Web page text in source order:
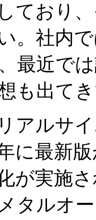
ており
。社内
最近で
も出て
アルサ
に最新
が実施
タルオ